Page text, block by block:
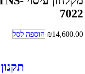
7022
₪14,600.00 הוספה לסל